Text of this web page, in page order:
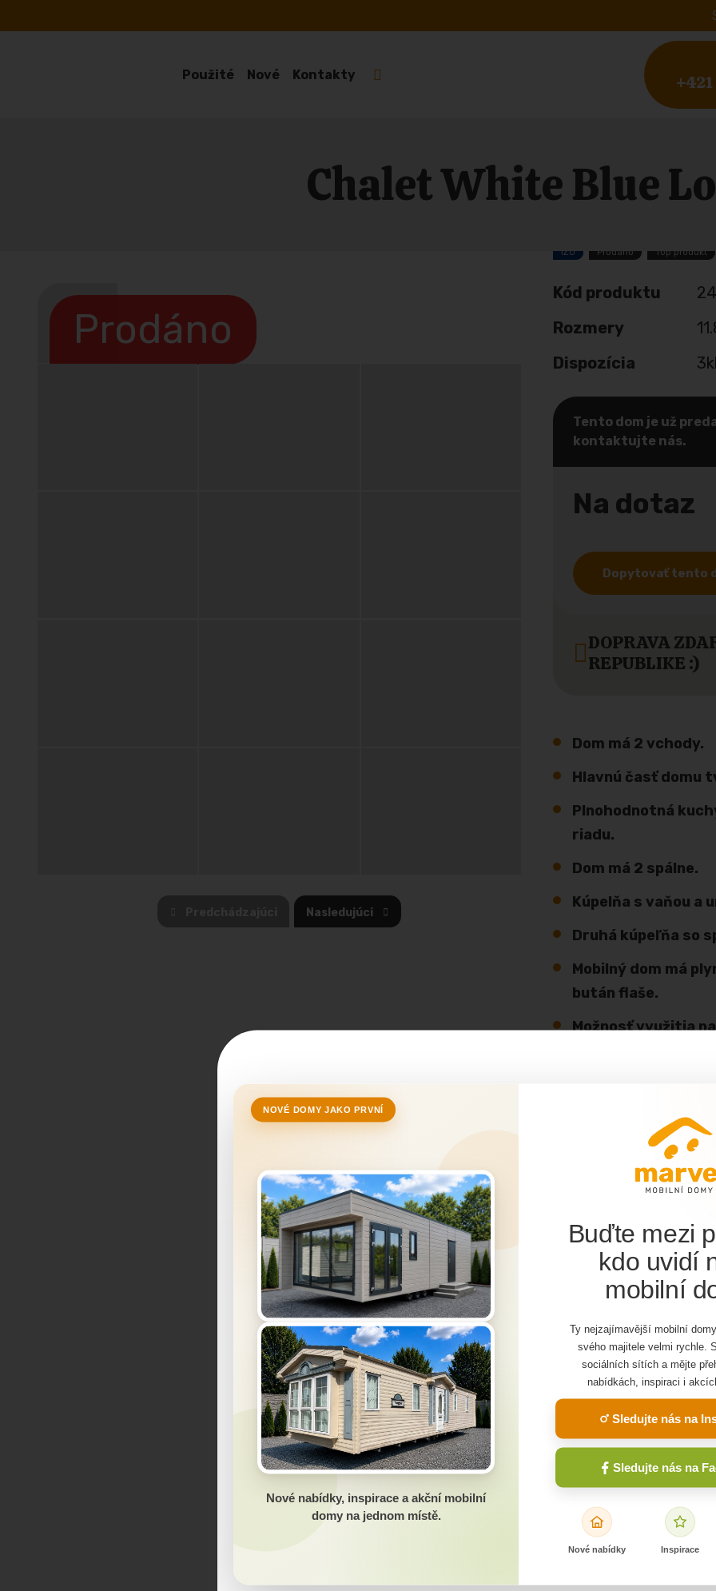
Použité Nové Kontakty
Chalet White Blue
Prodáno
Nasledujúci
IZO Prodáno Top produkt
Kód produktu
Rozmery
Dispozícia
Tento dom je už
kontaktujte nás.
Na dotaz
Dopytovať tento
DOPRAVA
REPUBLIKE :)
Dom má 2 vchody.
Hlavnú časť domu
Plnohodnotná
riadu.
Dom má 2 spálne.
Kúpelňa s vaňou a
Druhá kúpeľňa so
Mobilný dom má
bután flaše.
Možnosť využitia
Máte
dom?
alebo sa chcete
Meno a priezvisko
Tento web využíva cookies
Pre chod webu sú nevyhnutné aktivované technické súbory cookies. Na
poskytovanie služieb, personalizáciu reklám a analýzu návštevnosti sú však
povoliť aj voliteľné cookies. Kliknutím na nasledujúce tlačidlo ich zapnete.
Nastavenie Súhlasím
NOVÉ DOMY JAKO PRVNÍ
Nové nabídky, inspirace a akční mobilní
domy na jednom místě.
Buďte mezi
kdo uvidí
mobilní
Ty nejzajímavější mobilní
svého majitele velmi rychle.
sociálních sítích a mějte
nabídkách, inspiraci i
Sledujte nás na
Sledujte nás na
Nové nabídky Inspirace